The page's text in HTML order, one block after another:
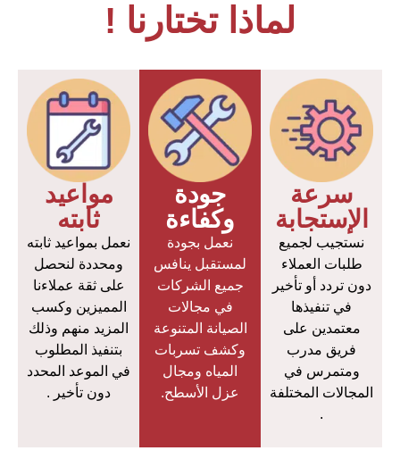
لماذا تختارنا !
سرعة
الإستجابة
نستجيب لجميع
طلبات العملاء
دون تردد أو تأخير
في تنفيذها
معتمدين على
فريق مدرب
ومتمرس في
المجالات المختلفة
.
جودة
وكفاءة
نعمل بجودة
لمستقبل ينافس
جميع الشركات
في مجالات
الصيانة المتنوعة
وكشف تسربات
المياه ومجال
عزل الأسطح.
مواعيد
ثابته
نعمل بمواعيد ثابته
ومحددة لنحصل
على ثقة عملاءنا
المميزين وكسب
المزيد منهم وذلك
بتنفيذ المطلوب
في الموعد المحدد
دون تأخير .